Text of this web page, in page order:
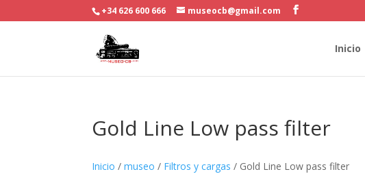
+34 626 600 666 museocb@gmail.com
Inicio
Gold Line Low pass filter
Inicio /museo / Filtros y cargas / Gold Line Low pass filter